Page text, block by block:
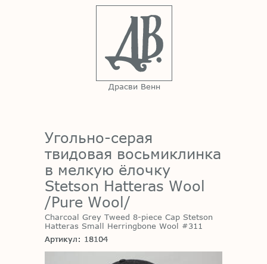
Драсви Венн
Угольно-серая
твидовая восьмиклинка
в мелкую ёлочку
Stetson Hatteras Wool
/Pure Wool/
Charcoal Grey Tweed 8-piece Cap Stetson
Hatteras Small Herringbone Wool #311
Артикул: 18104